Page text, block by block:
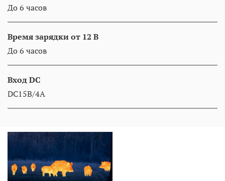
До 6 часов
Время зарядки от 12 В
До 6 часов
Вход DC
DC15В/4A